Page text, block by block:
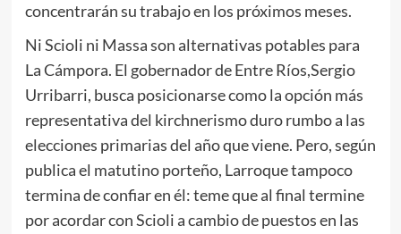
concentrarán su trabajo en los próximos meses.
Ni Scioli ni Massa son alternativas potables para
La Cámpora. El gobernador de Entre Ríos,Sergio
Urribarri, busca posicionarse como la opción más
representativa del kirchnerismo duro rumbo a las
elecciones primarias del año que viene. Pero, según
publica el matutino porteño, Larroque tampoco
termina de confiar en él: teme que al final termine
por acordar con Scioli a cambio de puestos en las